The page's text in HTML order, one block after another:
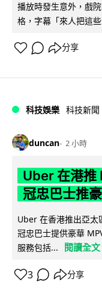
播放時發生意外，戲
格，字幕「來人把這
分享
科技娛樂 科技新聞
duncan 2 小時
Uber 在港推
冠忠巴士推
Uber 在香港推出亞
冠忠巴士提供豪華
服務包括...
閱讀全文
3 分享